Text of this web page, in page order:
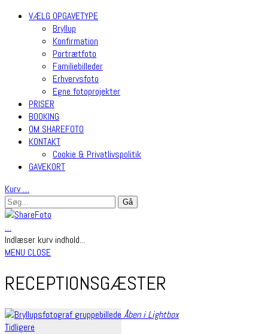
VÆLG OPGAVETYPE
Bryllup
Konfirmation
Portrætfoto
Familiebilleder
Erhvervsfoto
Egne fotoprojekter
PRISER
BOOKING
OM SHAREFOTO
KONTAKT
Cookie & Privatlivspolitik
GAVEKORT
Kurv…
…
Indlæser kurv indhold...
MENU CLOSE
RECEPTIONSGÆSTER
Åben i Lightbox
Tidligere